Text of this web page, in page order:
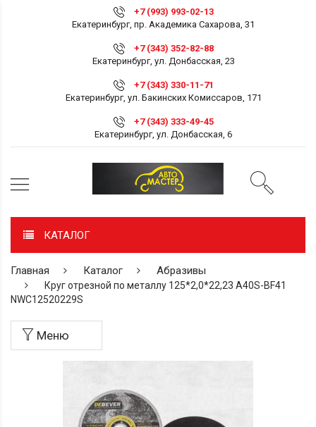
+7 (993) 993-02-13
Екатеринбург, пр. Академика Сахарова, 31
+7 (343) 352-82-88
Екатеринбург, ул. Донбасская, 23
+7 (343) 330-11-71
Екатеринбург, ул. Бакинских Комиссаров, 171
+7 (343) 333-49-45
Екатеринбург, ул. Донбасская, 6
КАТАЛОГ
Главная Каталог Абразивы
Круг отрезной по металлу 125*2,0*22,23 A40S-BF41
NWC12520229S
Меню